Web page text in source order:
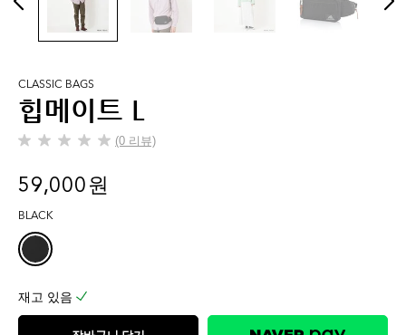
CLASSIC BAGS
힙메이트 L
(0 리뷰)
별
개
0.0
개
입
니
59,000 원
BLACK
재고 있음